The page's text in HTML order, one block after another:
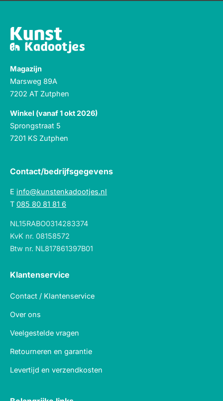
Magazijn
Marsweg 89A
7202 AT Zutphen
Winkel (vanaf 1 okt 2026)
Sprongstraat 5
7201 KS Zutphen
Contact/bedrijfsgegevens
E info@kunstenkadootjes.nl
T 085 80 81 81 6
NL15RABO0314283374
KvK nr. 08158572
Btw nr. NL817861397B01
Klantenservice
Contact / Klantenservice
Over ons
Veelgestelde vragen
Retourneren en garantie
Levertijd en verzendkosten